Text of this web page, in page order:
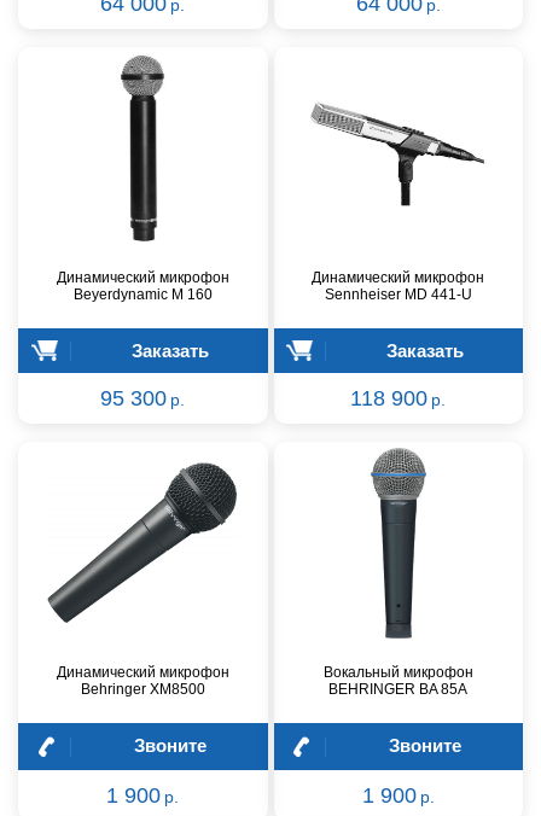
р. р.
Динамический микрофон
Beyerdynamic M 160
Заказать
95 300 р.
Динамический микрофон
Sennheiser MD 441-U
Заказать
118 900 р.
Динамический микрофон
Behringer XM8500
Звоните
1 900 р.
Вокальный микрофон
BEHRINGER BA 85A
Звоните
1 900 р.